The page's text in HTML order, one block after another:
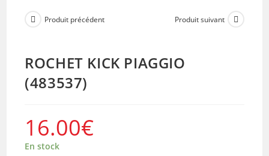
Produit précédent Produit suivant
ROCHET KICK PIAGGIO
(483537)
16.00€
En stock